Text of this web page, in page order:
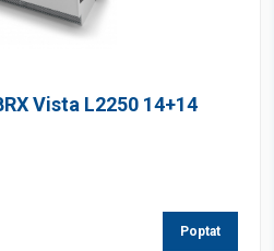
Vista L2250 14+14
Poptat